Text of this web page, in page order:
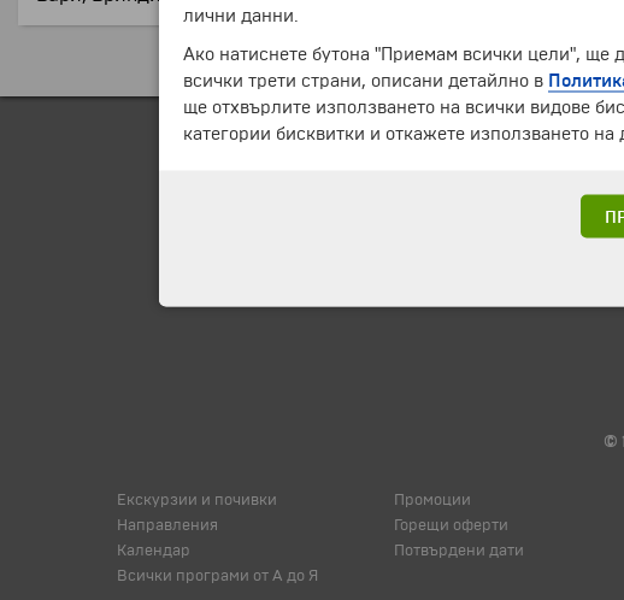
©
Екскурзии и почивки
Направления
Календар
Всички програми от А до Я
Промоции
Горещи оферти
Потвърдени дати
лични данни.
Ако натиснете бутона "Приемам всички цели", ще
всички трети страни, описани детайлно в
ще отхвърлите използването на всички видове
категории бисквитки и откажете използването